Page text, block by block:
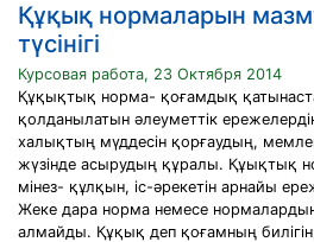
Құқық нормаларын
түсінігі
Курсовая работа, 23 Октября 2014
Құқықтық норма- қоғамдық
қолданылатын әлеуметтік
халықтың мүддесін қорғаудың,
жүзінде асырудың құралы. Құықтық
мінез- құлқын, іс-әрекетін арнайы
Жеке дара норма немесе
алмайды. Құқық деп қоғамның